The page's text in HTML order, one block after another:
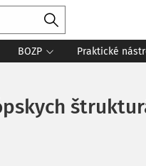
BOZP Praktické